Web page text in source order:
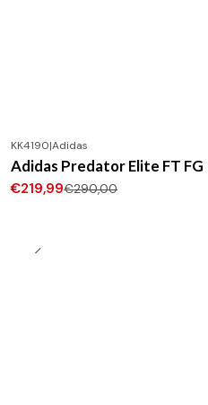
-24%DESCONTO
Novo
KK4190|Adidas
Adidas Predator Elite FT FG
€219,99€290,00